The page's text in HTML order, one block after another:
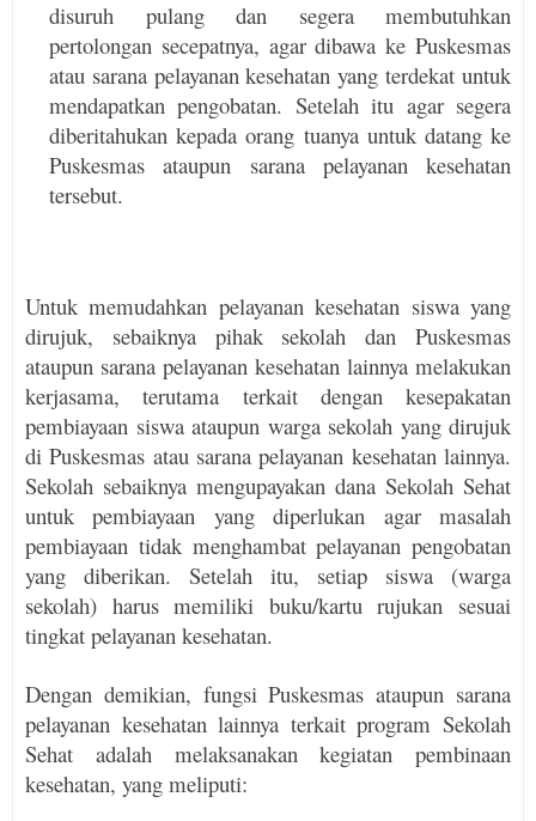
disuruh pulang dan segera membutuhkan
pertolongan secepatnya, agar dibawa ke Puskesmas
atau sarana pelayanan kesehatan yang terdekat untuk
mendapatkan pengobatan. Setelah itu agar segera
diberitahukan kepada orang tuanya untuk datang ke
Puskesmas ataupun sarana pelayanan kesehatan
tersebut.
Untuk memudahkan pelayanan kesehatan siswa yang
dirujuk, sebaiknya pihak sekolah dan Puskesmas
ataupun sarana pelayanan kesehatan lainnya melakukan
kerjasama, terutama terkait dengan kesepakatan
pembiayaan siswa ataupun warga sekolah yang dirujuk
di Puskesmas atau sarana pelayanan kesehatan lainnya.
Sekolah sebaiknya mengupayakan dana Sekolah Sehat
untuk pembiayaan yang diperlukan agar masalah
pembiayaan tidak menghambat pelayanan pengobatan
yang diberikan. Setelah itu, setiap siswa (warga
sekolah) harus memiliki buku/kartu rujukan sesuai
tingkat pelayanan kesehatan.
Dengan demikian, fungsi Puskesmas ataupun sarana
pelayanan kesehatan lainnya terkait program Sekolah
Sehat adalah melaksanakan kegiatan pembinaan
kesehatan, yang meliputi: